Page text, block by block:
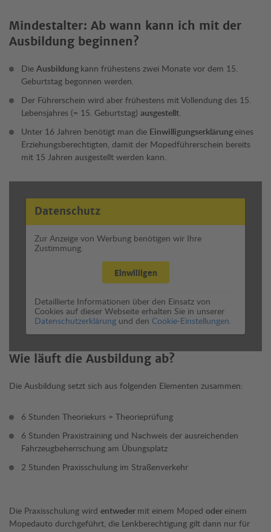
Mindestalter: Ab wann kann ich mit der
Ausbildung beginnen?
Die Ausbildung kann frühestens zwei Monate vor dem 15.
Geburtstag begonnen werden.
Der Führerschein wird aber frühestens mit Vollendung des 15.
Lebensjahres (= 15. Geburtstag) ausgestellt.
Unter 16 Jahren benötigt man die Einwilligungserklärungeines
Erziehungsberechtigten, damit der Mopedführerschein bereits
mit 15 Jahren ausgestellt werden kann.
Datenschutz
Zur Anzeige von Werbung benötigen wir Ihre
Zustimmung.
Einwilligen
Detaillierte Informationen über den Einsatz von
Cookies auf dieser Webseite erhalten Sie in unserer
Datenschutzerklärung und den Cookie-Einstellungen.
Wie läuft die Ausbildung ab?
Die Ausbildung setzt sich aus folgenden Elementen zusammen:
6 Stunden Theoriekurs + Theorieprüfung
6 Stunden Praxistraining und Nachweis der ausreichenden
Fahrzeugbeherrschung am Übungsplatz
2 Stunden Praxisschulung im Straßenverkehr
Die Praxisschulung wird entweder mit einem Moped odereinem
Mopedauto durchgeführt, die Lenkberechtigung gilt dann nur für